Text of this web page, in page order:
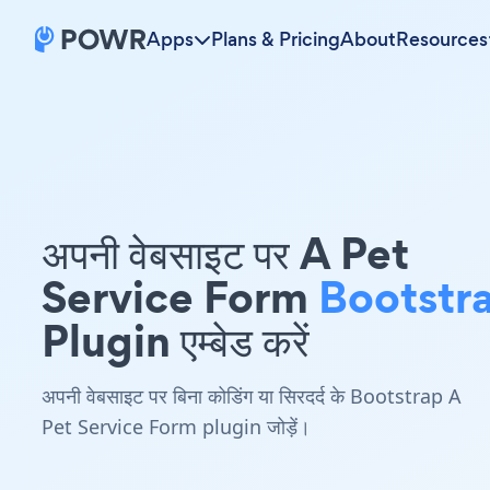
Apps Plans & PricingAboutResources
अपनी वेबसाइट पर A Pet
Service Form
Plugin एम्बेड करें
अपनी वेबसाइट पर बिना कोडिंग या सिरदर्द के Bootstrap A
Pet Service Form plugin जोड़ें।